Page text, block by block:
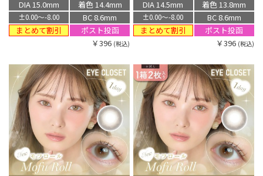
DIA 15.0mm
着色 14.4mm
±0.00〜-8.00
BC 8.6mm
まとめて割引
ポスト投函
￥396 (税込)
DIA 14.5mm
着色 13.8mm
±0.00〜-8.00
BC 8.6mm
まとめて割引
ポスト投函
￥396 (税込)